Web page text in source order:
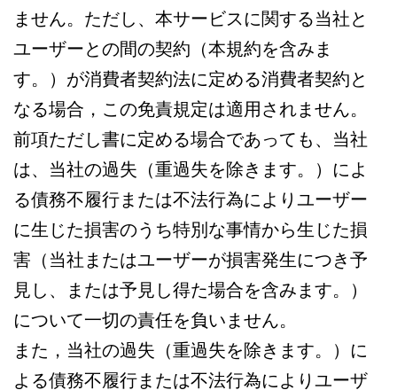
ません。ただし、本サービスに関する当社と
ユーザーとの間の契約（本規約を含みま
す。）が消費者契約法に定める消費者契約と
なる場合，この免責規定は適用されません。
前項ただし書に定める場合であっても、当社
は、当社の過失（重過失を除きます。）によ
る債務不履行または不法行為によりユーザー
に生じた損害のうち特別な事情から生じた損
害（当社またはユーザーが損害発生につき予
見し、または予見し得た場合を含みます。）
について一切の責任を負いません。
また，当社の過失（重過失を除きます。）に
よる債務不履行または不法行為によりユーザ